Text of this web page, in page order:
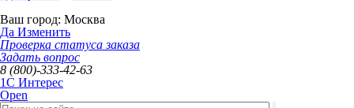
Ваш город: Москва
Да Изменить
Проверка статуса заказа
Задать вопрос
8 (800)-333-42-63
1C Интерес
Open